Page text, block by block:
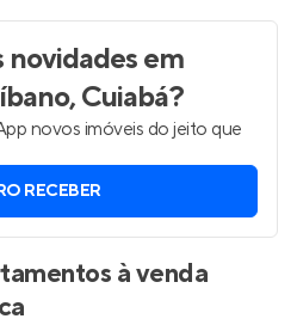
novidadesem
Cuiabá?
novos imóveis do jeito que
RECEBER
à venda